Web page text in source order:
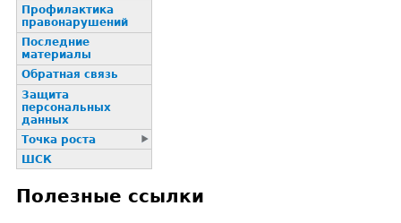
Профилактика
пpaвонаpушений
Последние
материалы
Обратная связь
Защита
персональных
данных
Точка роста
ШСК
Полезные ссылки